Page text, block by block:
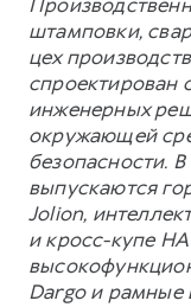
штамповки,
цех
спроектирован
инженерных
окружающей
безопасности.
выпускаются
Jolion,
и кросс-купе
Dargo и рамные